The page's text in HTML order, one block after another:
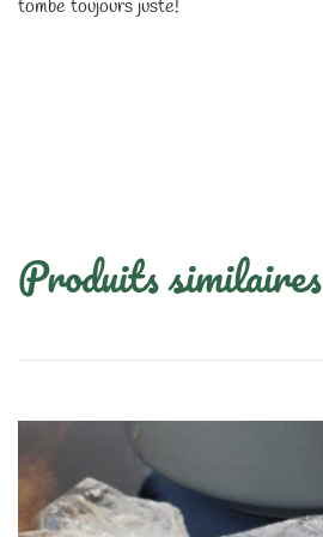
tombe toujours juste!
Produits similaires